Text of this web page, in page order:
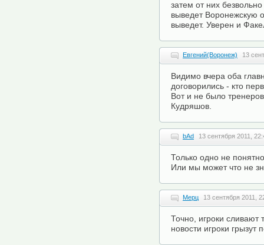
затем от них безвольно
выведет Воронежскую
выведет. Уверен и
Евгений(Воронеж) 13
Видимо вчера оба
договорились - кто
Вот и не было
Кудряшов.
bAd 13 сентября 2011,
Только одно не
Или мы может что не
Мерц 13 сентября 2011,
Точно, игроки сливают
новости игроки грызут